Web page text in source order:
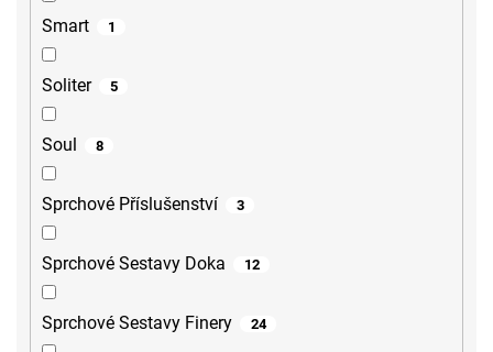
Smart 1
Soliter 5
Soul 8
Sprchové Příslušenství 3
Sprchové Sestavy Doka 12
Sprchové Sestavy Finery 24